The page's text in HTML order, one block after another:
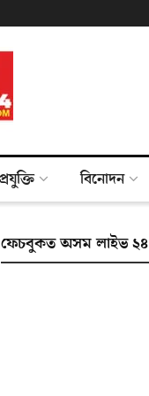
প্ৰযুক্তি বিনোদন
ফেচবুকত অসম লাইভ ২৪